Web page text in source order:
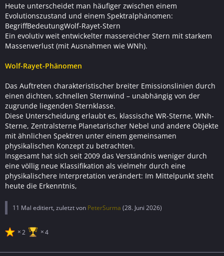
Heute unterscheidet man häufiger zwischen einem
Evolutionszustand und einem Spektralphänomen:
BegriffBedeutungWolf-Rayet-Stern
Ein evolutiv weit entwickelter massereicher Stern mit starkem
Massenverlust (mit Ausnahmen wie WNh).
Wolf-Rayet-Phänomen
Das Auftreten charakteristischer breiter Emissionslinien durch
einen dichten, schnellen Sternwind – unabhängig von der
zugrunde liegenden Sternklasse.
Diese Unterscheidung erlaubt es, klassische WR-Sterne, WNh-
Sterne, Zentralsterne Planetarischer Nebel und andere Objekte
mit ähnlichen Spektren unter einem gemeinsamen
physikalischen Konzept zu betrachten.
Insgesamt hat sich seit 2009 das Verständnis weniger durch
eine völlig neue Klassifikation als vielmehr durch eine
physikalischere Interpretation verändert: Im Mittelpunkt steht
heute die Erkenntnis,
11 Mal editiert, zuletzt von PeterSurma (28. Juni 2026)
2 4